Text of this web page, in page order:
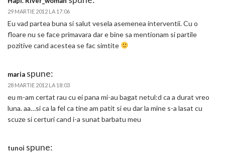
29 MARTIE 2012 LA 17:06
Eu vad partea buna si salut vesela asemenea interventii. Cu o
floare nu se face primavara dar e bine sa mentionam si partile
pozitive cand acestea se fac simtite
maria spune:
28 MARTIE 2012 LA 18:03
eu m-am certat rau cu ei pana mi-au bagat netul:d ca a durat vreo
luna. aa…si ca la fel ca tine am patit si eu dar la mine s-a lasat cu
scuze si certuri cand i-a sunat barbatu meu
tunoi spune: